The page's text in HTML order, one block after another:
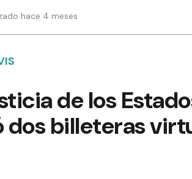
hace 4 meses
de los
billeteras